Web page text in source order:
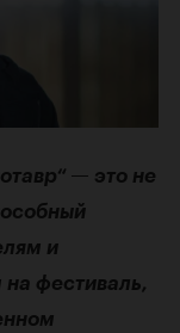
— это не
и
фестиваль,